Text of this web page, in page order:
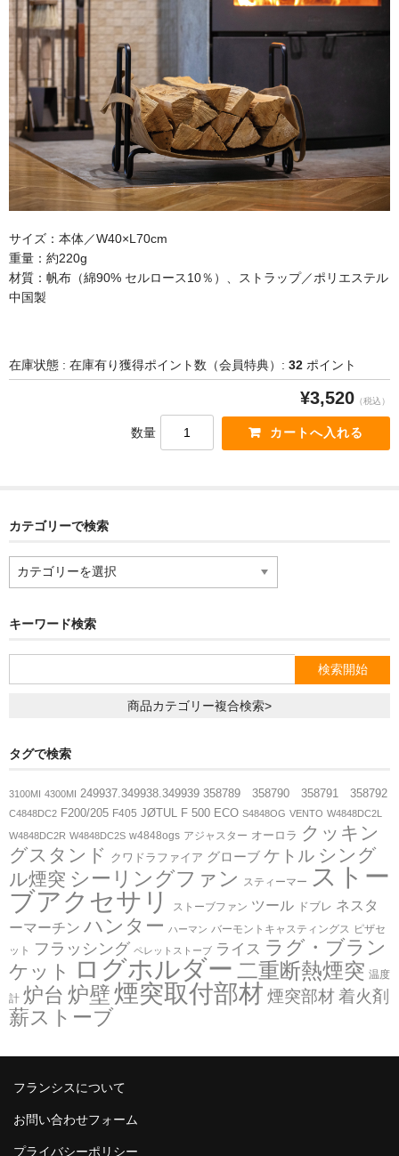
フランシス公式WEBサイト
サイズ：本体／W40×L70cm
重量：約220g
材質：帆布（綿90% セルロース10％）、ストラップ／ポリエステル
中国製
在庫状態 : 在庫有り獲得ポイント数（会員特典）: 32 ポイント
¥3,520 （税込）
数量
カテゴリーで検索
リ
で
キーワード検索
商品カテゴリー複合検索>
タグで検索
3100MI 4300MI 249937.349938.349939 358789 358790 358791 358792
C4848DC2 F200/205 F405 JØTUL F 500 ECO S4848OG VENTO W4848DC2L
W4848DC2R W4848DC2S w4848ogs アジャスター オーロラ クッキン
グスタンド クワドラファイア グローブ ケトル シング
ル煙突 シーリングファン スティーマー
ストー
ブアクセサリ
ストーブファン ツール ドブレ ネスタ
ーマーチン ハンター ハーマン バーモントキャスティングス ピザセ
ット
フラッシング ペレットストーブ ライス ラグ・ブラン
ケット
ログホルダー 二重断熱煙突 温度
計 炉台 炉壁煙突取付部材 煙突部材着火剤
薪ストーブ
フランシスについて
お問い合わせフォーム
プライバシーポリシー